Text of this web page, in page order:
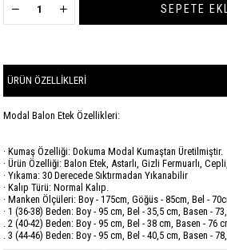
ÜRÜN ÖZELLIKLERI
Modal Balon Etek Özellikleri:
· Kumaş Özelliği: Dokuma Modal Kumaştan Üretilmiştir.
· Ürün Özelliği: Balon Etek, Astarlı, Gizli Fermuarlı,
· Yıkama: 30 Derecede Sıktırmadan Yıkanabilir
· Kalıp Türü: Normal Kalıp.
· Manken Ölçüleri: Boy - 175cm, Göğüs - 85cm, Bel -
· 1 (36-38) Beden: Boy - 95 cm, Bel - 35,5 cm, Basen -
. 2 (40-42) Beden: Boy - 95 cm, Bel - 38 cm, Basen - 76
. 3 (44-46) Beden: Boy - 95 cm, Bel - 40,5 cm, Basen -